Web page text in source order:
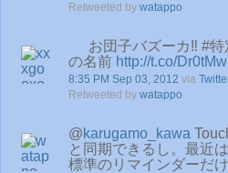
Retweeted by watappo
お団子バズーカ‼ #
の名前 http://t.co/
8:35 PM Sep 03, 2012 via
Retweeted by watappo
@karugamo_kawa
と同期できるし。最近
標準のリマインダーだけ